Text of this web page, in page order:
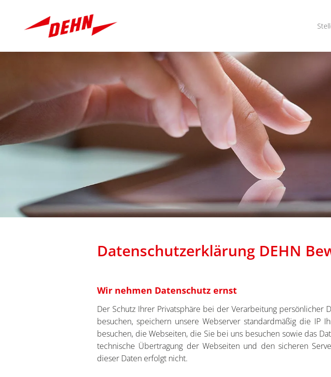
Datenschutzerklärung DEHN
Wir nehmen Datenschutz ernst
Der Schutz Ihrer Privatsphäre bei der Verarbeitung persönlicher
besuchen, speichern unsere Webserver standardmäßig die IP
besuchen, die Webseiten, die Sie bei uns besuchen sowie das
technische Übertragung der Webseiten und den sicheren
dieser Daten erfolgt nicht.